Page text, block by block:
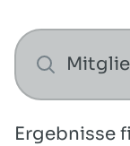
Ergebnisse